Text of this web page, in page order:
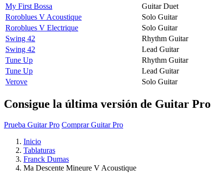
My First Bossa
Guitar Duet
Roroblues V Acoustique
Solo Guitar
Roroblues V Electrique
Solo Guitar
Swing 42
Rhythm Guitar
Swing 42
Lead Guitar
Tune Up
Rhythm Guitar
Tune Up
Lead Guitar
Verove
Solo Guitar
Consigue la última versión de Guitar Pro
Prueba Guitar Pro Comprar Guitar Pro
Inicio
Tablaturas
Franck Dumas
Ma Descente Mineure V Acoustique